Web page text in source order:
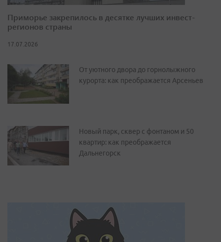
Приморье закрепилось в десятке лучших инвест-
регионов страны
17.07.2026
От уютного двора до горнолыжного
курорта: как преображается Арсеньев
Новый парк, сквер с фонтаном и 50
квартир: как преображается
Дальнегорск